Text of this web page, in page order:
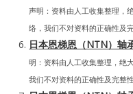
声明：资料由人工收集整理，
络，我们不对资料的正确性及
日本恩梯恩（NTN）轴
明：资料由人工收集整理，绝
我们不对资料的正确性及完整